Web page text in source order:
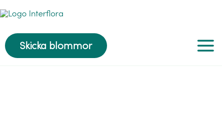
Hoppa
innehållSkicka blommor